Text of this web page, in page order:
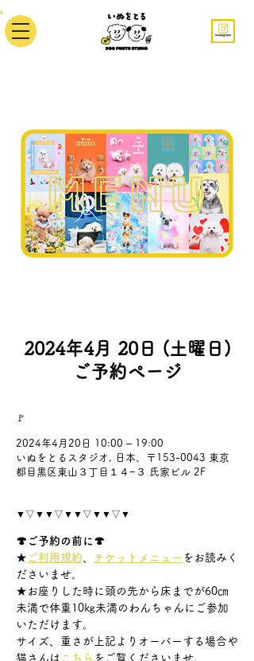
2024年4月 20日 (土曜日)
ご予約ページ
🚩
2024年4月20日 10:00 – 19:00
いぬをとるスタジオ, 日本、〒153-0043 東京
都目黒区東山３丁目１４−３ 氏家ビル 2F
▼▽▼▼▽▼▼▽▼▼▽▼
🍄ご予約の前に🍄
★ ご利用規約 チケットメニュー をお読みく
ださいませ。
★お座りした時に頭の先から床までが60㎝
未満で体重10㎏未満のわんちゃんにご参加
いただけます。
サイズ、重さが上記よりオーバーする場合や
猫さんは こちら をご覧くださいませ。